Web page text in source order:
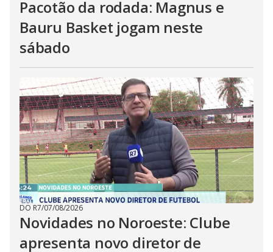
Pacotão da rodada: Magnus e
Bauru Basket jogam neste
sábado
DO R7/07/08/2026
Novidades no Noroeste: Clube
apresenta novo diretor de